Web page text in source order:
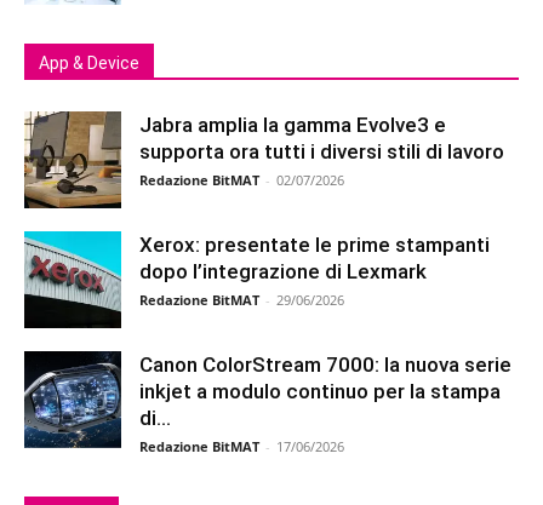
App & Device
Jabra amplia la gamma Evolve3 e
supporta ora tutti i diversi stili di lavoro
Redazione BitMAT - 02/07/2026
Xerox: presentate le prime stampanti
dopo l’integrazione di Lexmark
Redazione BitMAT - 29/06/2026
Canon ColorStream 7000: la nuova serie
inkjet a modulo continuo per la stampa
di...
Redazione BitMAT - 17/06/2026